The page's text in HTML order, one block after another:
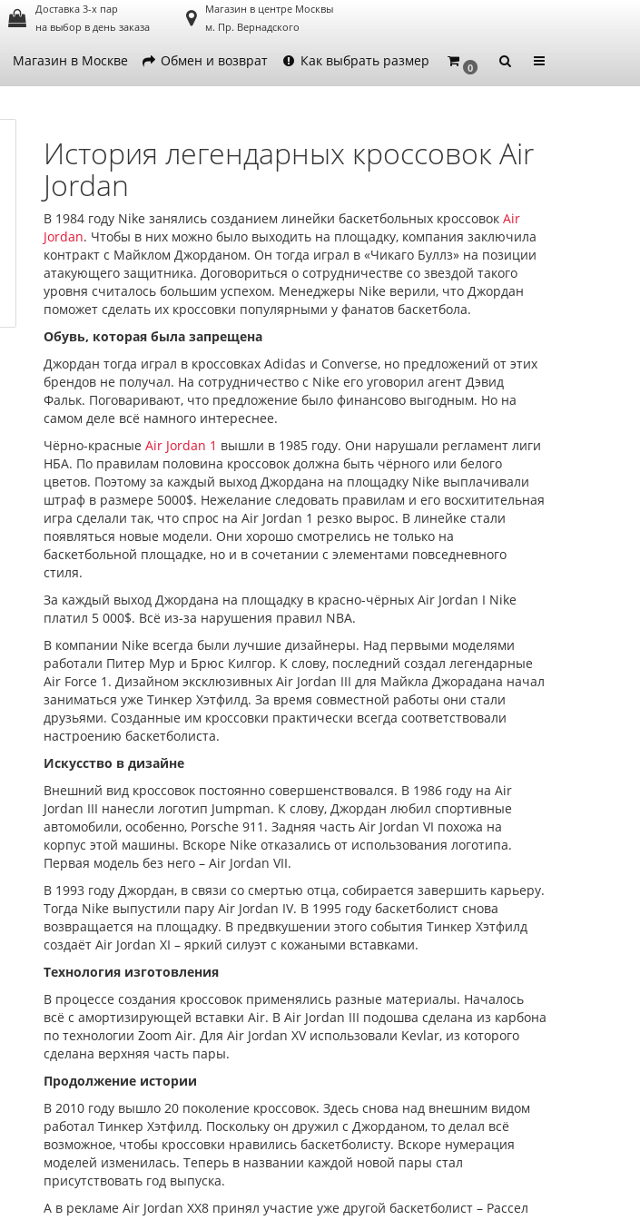
Доставка 3-х пар
на выбор в день заказа
Магазин в центре Москвы
м. Пр. Вернадского
Магазин в Москве Обмен и возврат Как выбрать размер 0
Nike Air Jordan 1 High Chili Red
7990р. 6990р.
История легендарных кроссовок Air
Jordan
В 1984 году Nike занялись созданием линейки баскетбольных кроссовок Air
Jordan. Чтобы в них можно было выходить на площадку, компания заключила
контракт с Майклом Джорданом. Он тогда играл в «Чикаго Буллз» на позиции
атакующего защитника. Договориться о сотрудничестве со звездой такого
уровня считалось большим успехом. Менеджеры Nike верили, что Джордан
поможет сделать их кроссовки популярными у фанатов баскетбола.
Обувь, которая была запрещена
Джордан тогда играл в кроссовках Adidas и Converse, но предложений от этих
брендов не получал. На сотрудничество с Nike его уговорил агент Дэвид
Фальк. Поговаривают, что предложение было финансово выгодным. Но на
самом деле всё намного интереснее.
Чёрно-красные Air Jordan 1 вышли в 1985 году. Они нарушали регламент лиги
НБА. По правилам половина кроссовок должна быть чёрного или белого
цветов. Поэтому за каждый выход Джордана на площадку Nike выплачивали
штраф в размере 5000$. Нежелание следовать правилам и его восхитительная
игра сделали так, что спрос на Air Jordan 1 резко вырос. В линейке стали
появляться новые модели. Они хорошо смотрелись не только на
баскетбольной площадке, но и в сочетании с элементами повседневного
стиля.
За каждый выход Джордана на площадку в красно-чёрных Air Jordan I Nike
платил 5 000$. Всё из-за нарушения правил NBA.
В компании Nike всегда были лучшие дизайнеры. Над первыми моделями
работали Питер Мур и Брюс Килгор. К слову, последний создал легендарные
Air Force 1. Дизайном эксклюзивных Air Jordan III для Майкла Джорадана начал
заниматься уже Тинкер Хэтфилд. За время совместной работы они стали
друзьями. Созданные им кроссовки практически всегда соответствовали
настроению баскетболиста.
Искусство в дизайне
Внешний вид кроссовок постоянно совершенствовался. В 1986 году на Air
Jordan III нанесли логотип Jumpman. К слову, Джордан любил спортивные
автомобили, особенно, Porsche 911. Задняя часть Air Jordan VI похожа на
корпус этой машины. Вскоре Nike отказались от использования логотипа.
Первая модель без него – Air Jordan VII.
В 1993 году Джордан, в связи со смертью отца, собирается завершить карьеру.
Тогда Nike выпустили пару Air Jordan IV. В 1995 году баскетболист снова
возвращается на площадку. В предвкушении этого события Тинкер Хэтфилд
создаёт Air Jordan XI – яркий силуэт с кожаными вставками.
Технология изготовления
В процессе создания кроссовок применялись разные материалы. Началось
всё с амортизирующей вставки Air. В Air Jordan III подошва сделана из карбона
по технологии Zoom Air. Для Air Jordan XV использовали Kevlar, из которого
сделана верхняя часть пары.
Продолжение истории
В 2010 году вышло 20 поколение кроссовок. Здесь снова над внешним видом
работал Тинкер Хэтфилд. Поскольку он дружил с Джорданом, то делал всё
возможное, чтобы кроссовки нравились баскетболисту. Вскоре нумерация
моделей изменилась. Теперь в названии каждой новой пары стал
присутствовать год выпуска.
А в рекламе Air Jordan XX8 принял участие уже другой баскетболист – Рассел